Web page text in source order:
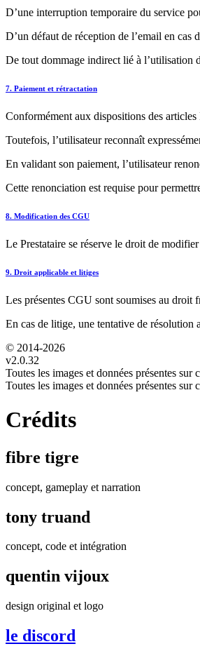
D’une interruption temporaire du service
D’un défaut de réception de l’email en cas
De tout dommage indirect lié à l’utilisation
7. Paiement et rétractation
Conformément aux dispositions des
Toutefois, l’utilisateur reconnaît
En validant son paiement, l’utilisateur
Cette renonciation est requise pour
8. Modification des CGU
Le Prestataire se réserve le droit de
9. Droit applicable et litiges
Les présentes CGU sont soumises au droit
En cas de litige, une tentative de résolution
© 2014-2026
v2.0.32
Toutes les images et données présentes
Toutes les images et données présentes
Crédits
fibre tigre
concept, gameplay et narration
tony truand
concept, code et intégration
quentin vijoux
design original et logo
le discord